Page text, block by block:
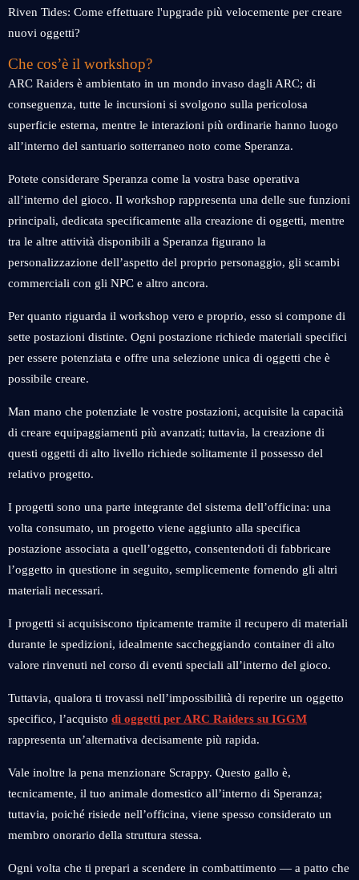
Che cos’è il workshop?
ARC Raiders è ambientato in un mondo invaso dagli ARC; di
conseguenza, tutte le incursioni si svolgono sulla pericolosa
superficie esterna, mentre le interazioni più ordinarie hanno luogo
all’interno del santuario sotterraneo noto come Speranza.
Potete considerare Speranza come la vostra base operativa
all’interno del gioco. Il workshop rappresenta una delle sue funzioni
principali, dedicata specificamente alla creazione di oggetti, mentre
tra le altre attività disponibili a Speranza figurano la
personalizzazione dell’aspetto del proprio personaggio, gli scambi
commerciali con gli NPC e altro ancora.
Per quanto riguarda il workshop vero e proprio, esso si compone di
sette postazioni distinte. Ogni postazione richiede materiali specifici
per essere potenziata e offre una selezione unica di oggetti che è
possibile creare.
Man mano che potenziate le vostre postazioni, acquisite la capacità
di creare equipaggiamenti più avanzati; tuttavia, la creazione di
questi oggetti di alto livello richiede solitamente il possesso del
relativo progetto.
I progetti sono una parte integrante del sistema dell’officina: una
volta consumato, un progetto viene aggiunto alla specifica
postazione associata a quell’oggetto, consentendoti di fabbricare
l’oggetto in questione in seguito, semplicemente fornendo gli altri
materiali necessari.
I progetti si acquisiscono tipicamente tramite il recupero di materiali
durante le spedizioni, idealmente saccheggiando container di alto
valore rinvenuti nel corso di eventi speciali all’interno del gioco.
Tuttavia, qualora ti trovassi nell’impossibilità di reperire un oggetto
specifico, l’acquisto di oggetti per ARC Raiders su IGGM
rappresenta un’alternativa decisamente più rapida.
Vale inoltre la pena menzionare Scrappy. Questo gallo è,
tecnicamente, il tuo animale domestico all’interno di Speranza;
tuttavia, poiché risiede nell’officina, viene spesso considerato un
membro onorario della struttura stessa.
Ogni volta che ti prepari a scendere in combattimento — a patto che